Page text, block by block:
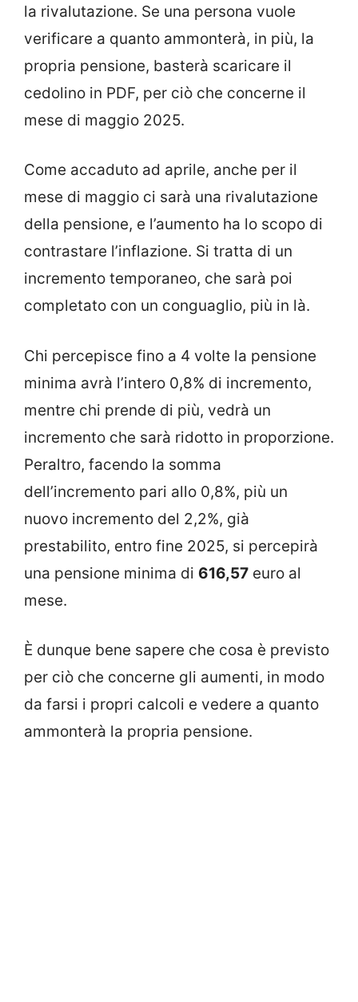
la rivalutazione. Se una persona vuole
verificare a quanto ammonterà, in più, la
propria pensione, basterà scaricare il
cedolino in PDF, per ciò che concerne il
mese di maggio 2025.
Come accaduto ad aprile, anche per il
mese di maggio ci sarà una rivalutazione
della pensione, e l’aumento ha lo scopo di
contrastare l’inflazione. Si tratta di un
incremento temporaneo, che sarà poi
completato con un conguaglio, più in là.
Chi percepisce fino a 4 volte la pensione
minima avrà l’intero 0,8% di incremento,
mentre chi prende di più, vedrà un
incremento che sarà ridotto in proporzione.
Peraltro, facendo la somma
dell’incremento pari allo 0,8%, più un
nuovo incremento del 2,2%, già
prestabilito, entro fine 2025, si percepirà
una pensione minima di 616,57 euro al
mese.
È dunque bene sapere che cosa è previsto
per ciò che concerne gli aumenti, in modo
da farsi i propri calcoli e vedere a quanto
ammonterà la propria pensione.